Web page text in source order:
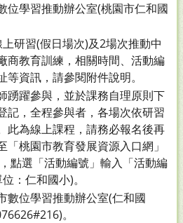
位學習推動辦公室(桃園市仁和國
研習(假日場次)及2場次推動中
商教育訓練，相關時間、活動編
資訊，請參閱附件說明。
踴躍參與，並於課務自理原則下
記，全程參與者，各場次依研習
此為線上課程，請務必報名後再
「桃園市教育發展資源入口網」
點選「活動編號」輸入「活動編
：仁和國小)。
數位學習推動辦公室(仁和國
。